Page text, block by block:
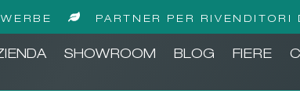
PARTNER PER RIVENDITORI
SHOWROOM BLOG FIERE